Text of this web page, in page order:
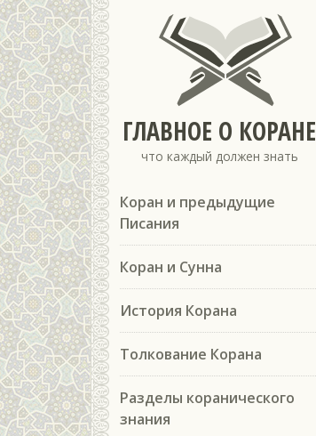
ГЛАВНОЕ О КОРАНЕ
что каждый должен знать
Коран и предыдущие
Писания
Коран и Сунна
История Корана
Толкование Корана
Разделы коранического
знания